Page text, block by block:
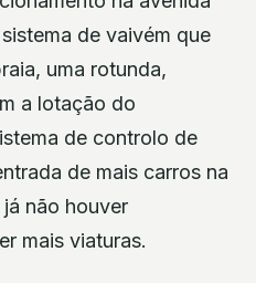
de vaivém que
uma rotunda,
a lotação do
de controlo de
de mais carros na
não houver
mais viaturas.